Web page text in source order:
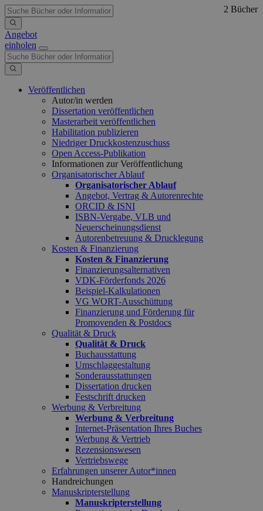
Angebot
einholen
Veröffentlichen
Autor/in werden
Dissertation veröffentlichen
Masterarbeit veröffentlichen
Habilitation publizieren
Niedriger Druckkostenzuschuss
Open Access-Publikation
Informationen zur Veröffentlichung
Organisatorischer Ablauf
Organisatorischer Ablauf
Angebot, Vertrag & Autorenrechte
ORCID & ISNI
ISBN-Vergabe, VLB und
Neuerscheinungsdienst
Autorenbetreuung & Drucklegung
Kosten & Finanzierung
Kosten & Finanzierung
Finanzierungsalternativen
VDK-Förderfonds 2026
Beispiel-Kalkulationen
VG WORT-Ausschüttung
Finanzierung und Förderung für
Promovenden & Postdocs
Qualität & Druck
Qualität & Druck
Buchausstattung
Umschlaggestaltung
Sonderausstattungen
Dissertation drucken
Festschrift drucken
Werbung & Verbreitung
Werbung & Verbreitung
Internet-Präsentation Ihres Buches
Werbung & Vertrieb
Rezensionswesen
Vertriebswege
Erfahrungen unserer Autor*innen
Handreichungen
Manuskripterstellung
Manuskripterstellung
2 Bücher